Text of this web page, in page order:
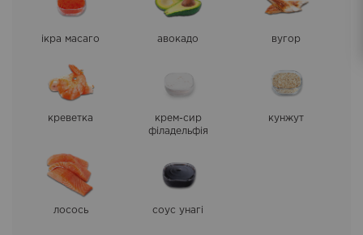
ікра масаго авокадо вугор
креветка
крем-сир
філадельфія
кунжут
лосось соус унагі